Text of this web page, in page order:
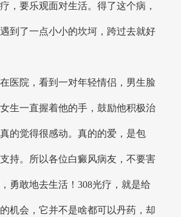
，要乐观面对生活。得了这个病，
到了一点小小的坎坷，跨过去就好
医院，看到一对年轻情侣，男生脸
女生一直握着他的手，鼓励他积极治
的觉得很感动。真的的爱，是包
持。所以各位白癜风病友，不要害
勇敢地去生活！308光疗，就是给
机会，它并不是啥都可以丹药，却